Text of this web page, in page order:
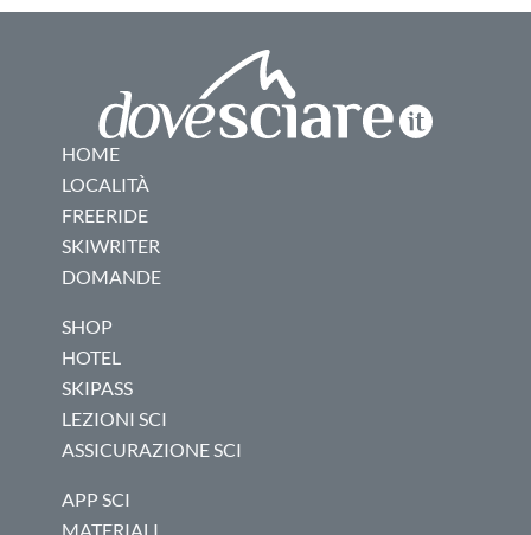
HOME
LOCALITÀ
FREERIDE
SKIWRITER
DOMANDE
SHOP
HOTEL
SKIPASS
LEZIONI SCI
ASSICURAZIONE SCI
APP SCI
MATERIALI